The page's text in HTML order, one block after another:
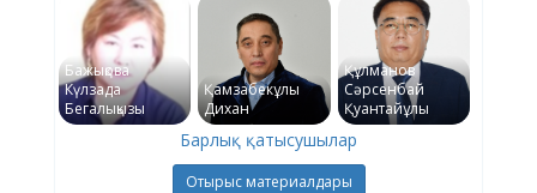
Бажықова
Күлзада
Бегалықызы
Қамзабекұлы
Дихан
Құлманов
Сәрсенбай
Қуантайұлы
Барлық қатысушылар
Отырыс материалдары